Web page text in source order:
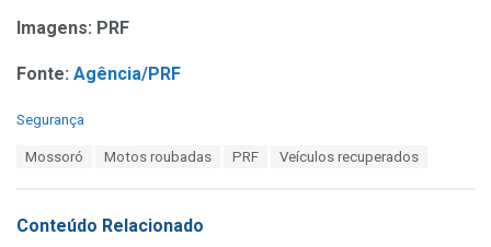
Imagens: PRF
Fonte: Agência/PRF
C
o
r
Segurança
:
Mossoró Motos roubadas PRF Veículos recuperados
Conteúdo Relacionado